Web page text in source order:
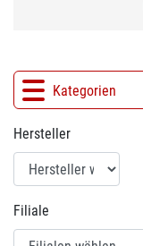
Kategorien
Hersteller
Filiale